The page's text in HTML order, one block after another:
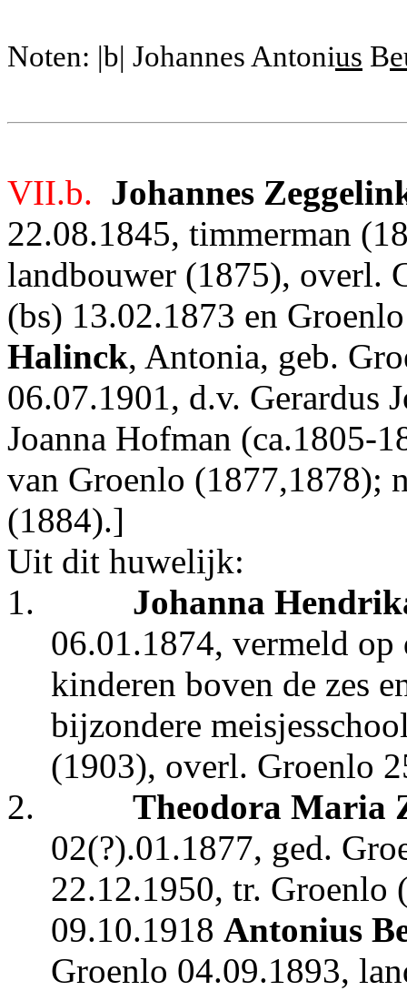
Noten: |b| Johannes Antonius B
VII.b. Johannes
22.08.1845, timmerman
landbouwer (1875), overl.
(bs) 13.02.1873 en
Halinck, Antonia, geb.
06.07.1901, d.v. Gerardus
Joanna Hofman (ca.1805-
van Groenlo (1877,1878);
(1884).]
Uit dit huwelijk:
1.
Johanna
06.01.1874, vermeld op
kinderen boven de zes
bijzondere
(1903), overl. Groenlo
2.
Theodora Maria
02(?).01.1877, ged.
22.12.1950, tr. Groenlo
09.10.1918 Antonius
Groenlo 04.09.1893,